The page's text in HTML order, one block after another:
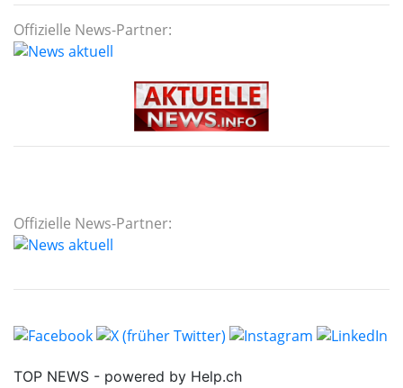
Offizielle News-Partner:
Offizielle News-Partner: